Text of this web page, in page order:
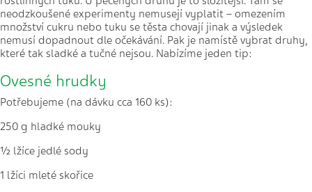
neodzkoušené experimenty nemusejí vyplatit – omezením
množství cukru nebo tuku se těsta chovají jinak a výsledek
nemusí dopadnout dle očekávání. Pak je namístě vybrat druhy,
které tak sladké a tučné nejsou. Nabízíme jeden tip:
Ovesné hrudky
Potřebujeme (na dávku cca 160 ks):
250 g hladké mouky
½ lžíce jedlé sody
1 lžíci mleté skořice